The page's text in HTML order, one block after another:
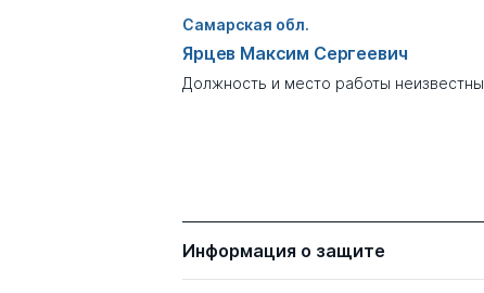
Самарская обл.
Ярцев Максим Сергеевич
Должность и место работы неизвестны
Информация о защите